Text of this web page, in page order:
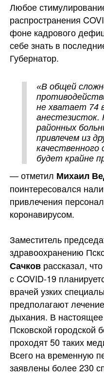
Любое
распространения
фоне кадрового
себе знать в
Губернатор.
«В общей
не хватает 74
анестезисток.
районных
привлечем из
будет крайне
— отметил Михаил
поинтересовался
привлечения
коронавирусом.
Заместитель
здравоохранению
Сачков рассказал,
с COVID-19
врачей узких
предполагают
дыхания. В
Псковской городской
проходят 50 таких
Всего на временную
заявлены более 230